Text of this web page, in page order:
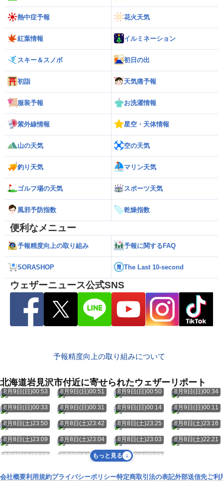
熱中症予報 花火天気
紅葉情報 イルミネーション
スキー＆スノボ 初日の出
初詣 天気痛予報
服装予報 お洗濯情報
紫外線情報 星空・天体情報
山の天気 空の天気
釣り天気 マリン天気
ゴルフ場の天気 スポーツ天気
風邪予防指数 乾燥指数
便利なメニュー
予報精度向上の取り組み 予報に関するFAQ
SORASHOP The Last 10-second
ウェザーニュース公式SNS
予報精度向上の取り組みについて
北海道岩見沢市付近に寄せられたウェザーリポート
8月9日(日)00:53 8月9日(日)00:51 8月9日(日)00:50 8月9日(日)00:34
8月9日(日)00:33 8月9日(日)00:31 8月9日(日)00:14 8月9日(日)00:11
8月8日(土)23:50 8月8日(土)23:42 8月8日(土)23:25 8月8日(土)23:16
8月8日(土)23:09 8月8日(土)23:04 8月8日(土)23:03 8月8日(土)22:21
8月8日(土)22:13 8月8日(土)22:02 8月8日(土)22:02
もっと見る
会社概要利用規約プライバシーポリシー特定商取引法の表記外部送信先ご利